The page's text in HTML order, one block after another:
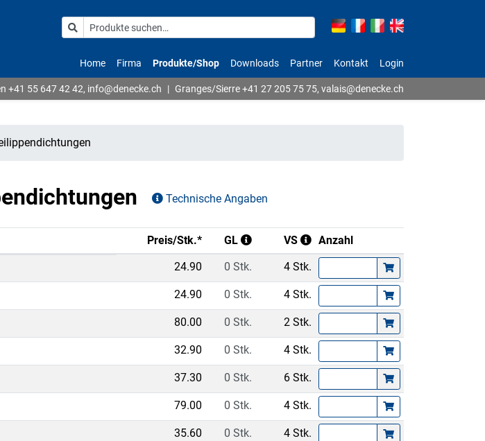
Home Firma Produkte/Shop Downloads Partner Kontakt Login
+41 55 647 42 42, info@denecke.ch | Granges/Sierre+41 27 205 75 75, valais@denecke.ch
Technische Angaben
Preis/Stk.* GL VS Anzahl
24.90 0 Stk. 4 Stk.
24.90 0 Stk. 4 Stk.
80.00 0 Stk. 2 Stk.
32.90 0 Stk. 4 Stk.
37.30 0 Stk. 6 Stk.
79.00 0 Stk. 4 Stk.
35.60 0 Stk. 4 Stk.